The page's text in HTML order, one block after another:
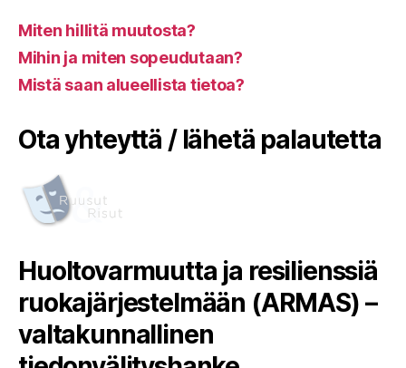
Miten hillitä muutosta?
Mihin ja miten sopeudutaan?
Mistä saan alueellista tietoa?
Ota yhteyttä / lähetä palautetta
Huoltovarmuutta ja resilienssiä
ruokajärjestelmään (ARMAS) –
valtakunnallinen